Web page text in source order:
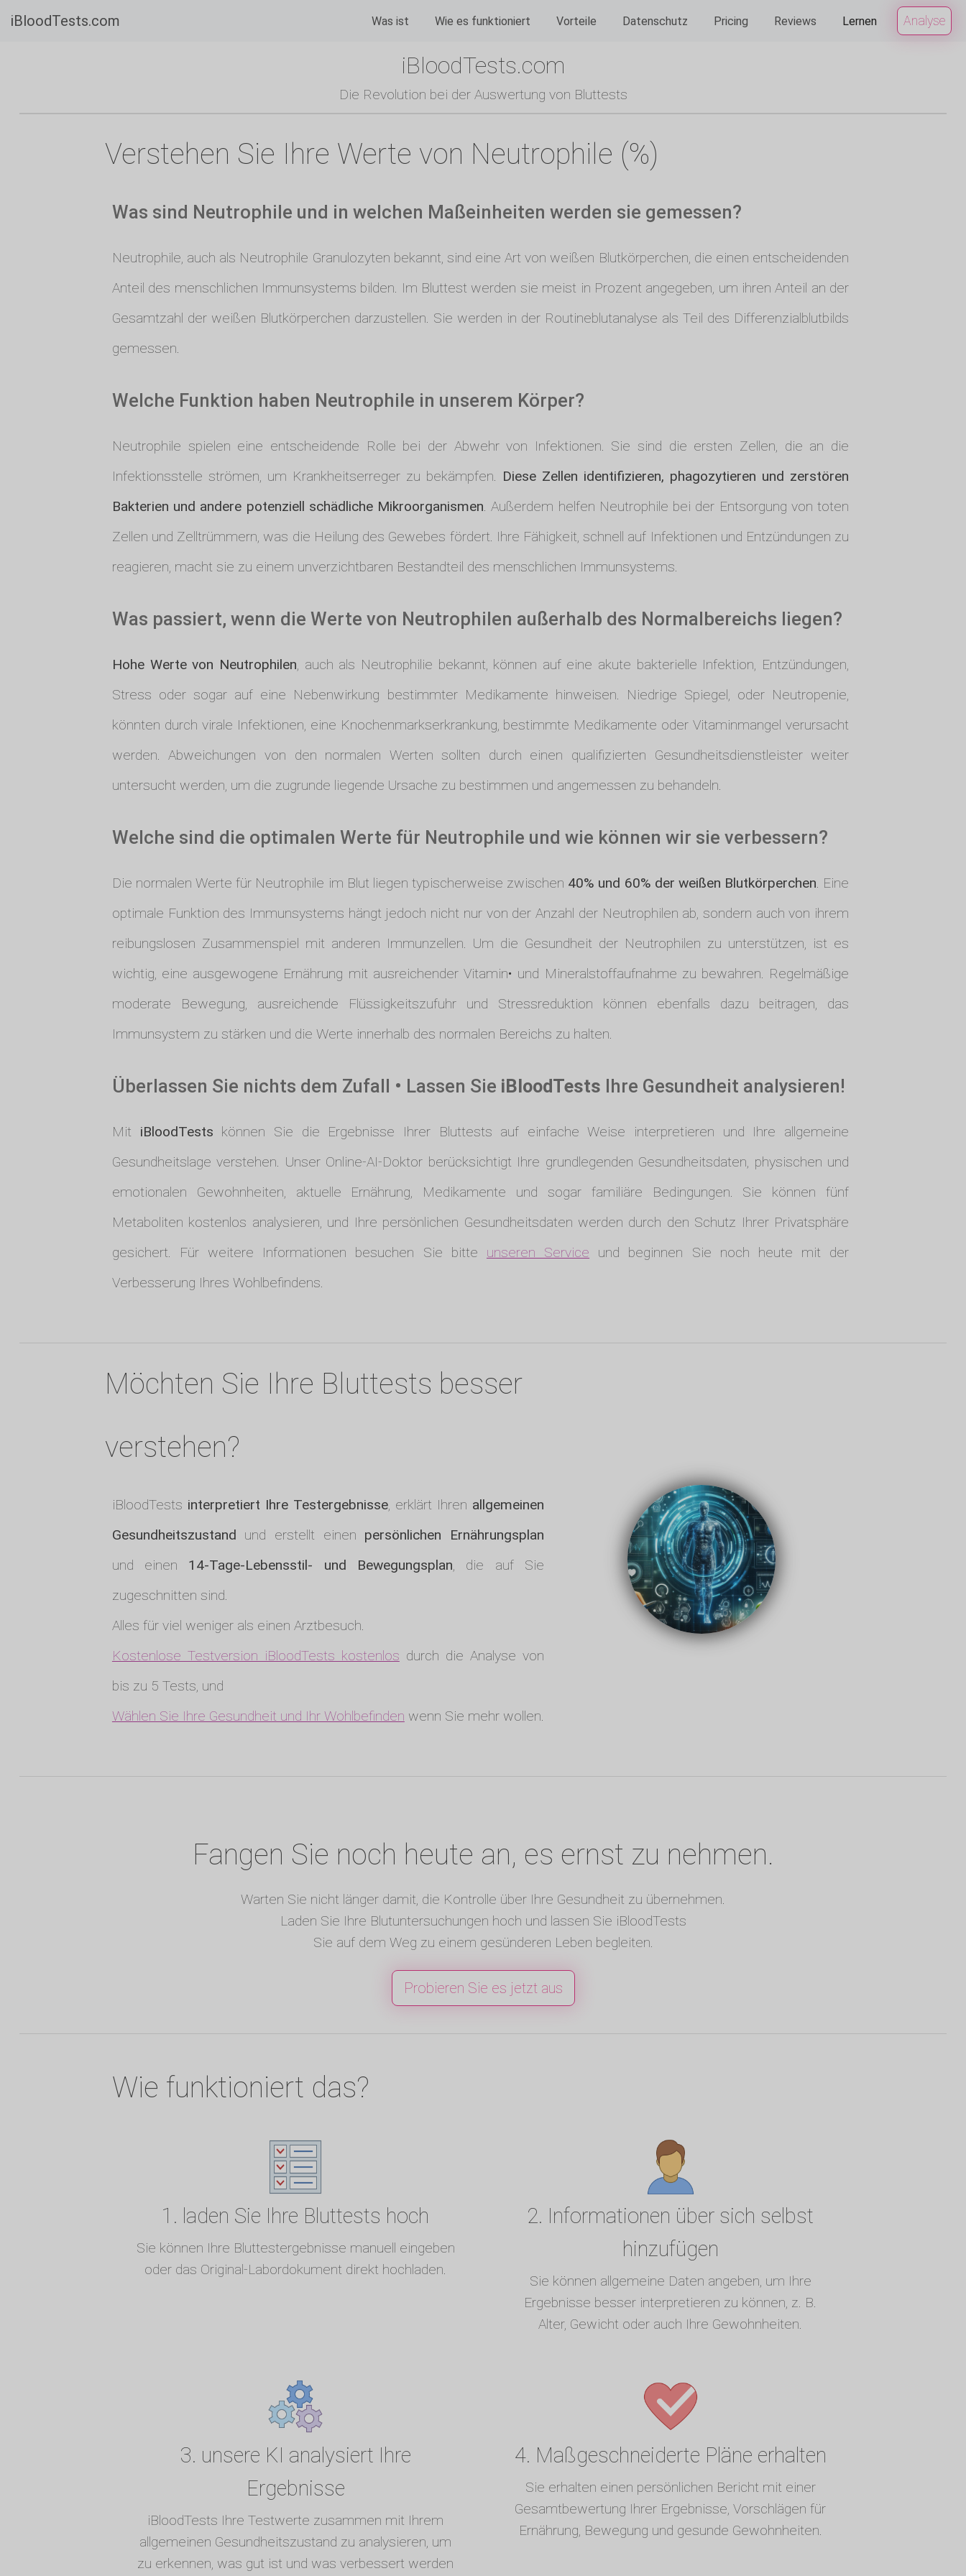
iBloodTests.com Was ist Wie es funktioniert Vorteile Datenschutz Pricing Reviews Lernen Analyse
iBloodTests.com
Die Revolution bei der Auswertung von Bluttests
Verstehen Sie Ihre Werte von Neutrophile (%)
Was sind Neutrophile und in welchen Maßeinheiten werden sie gemessen?
Neutrophile, auch als Neutrophile Granulozyten bekannt, sind eine Art von weißen Blutkörperchen, die einen entscheidenden
Anteil des menschlichen Immunsystems bilden. Im Bluttest werden sie meist in Prozent angegeben, um ihren Anteil an der
Gesamtzahl der weißen Blutkörperchen darzustellen. Sie werden in der Routineblutanalyse als Teil des Differenzialblutbilds
gemessen.
Welche Funktion haben Neutrophile in unserem Körper?
Neutrophile spielen eine entscheidende Rolle bei der Abwehr von Infektionen. Sie sind die ersten Zellen, die an die
Infektionsstelle strömen, um Krankheitserreger zu bekämpfen. Diese Zellen identifizieren, phagozytieren und zerstören
Bakterien und andere potenziell schädliche Mikroorganismen. Außerdem helfen Neutrophile bei der Entsorgung von toten
Zellen und Zelltrümmern, was die Heilung des Gewebes fördert. Ihre Fähigkeit, schnell auf Infektionen und Entzündungen zu
reagieren, macht sie zu einem unverzichtbaren Bestandteil des menschlichen Immunsystems.
Was passiert, wenn die Werte von Neutrophilen außerhalb des Normalbereichs liegen?
Hohe Werte von Neutrophilen, auch als Neutrophilie bekannt, können auf eine akute bakterielle Infektion, Entzündungen,
Stress oder sogar auf eine Nebenwirkung bestimmter Medikamente hinweisen. Niedrige Spiegel, oder Neutropenie,
könnten durch virale Infektionen, eine Knochenmarkserkrankung, bestimmte Medikamente oder Vitaminmangel verursacht
werden. Abweichungen von den normalen Werten sollten durch einen qualifizierten Gesundheitsdienstleister weiter
untersucht werden, um die zugrunde liegende Ursache zu bestimmen und angemessen zu behandeln.
Welche sind die optimalen Werte für Neutrophile und wie können wir sie verbessern?
Die normalen Werte für Neutrophile im Blut liegen typischerweise zwischen 40% und 60% der weißen Blutkörperchen. Eine
optimale Funktion des Immunsystems hängt jedoch nicht nur von der Anzahl der Neutrophilen ab, sondern auch von ihrem
reibungslosen Zusammenspiel mit anderen Immunzellen. Um die Gesundheit der Neutrophilen zu unterstützen, ist es
wichtig, eine ausgewogene Ernährung mit ausreichender Vitamin• und Mineralstoffaufnahme zu bewahren. Regelmäßige
moderate Bewegung, ausreichende Flüssigkeitszufuhr und Stressreduktion können ebenfalls dazu beitragen, das
Immunsystem zu stärken und die Werte innerhalb des normalen Bereichs zu halten.
Überlassen Sie nichts dem Zufall • Lassen Sie iBloodTests Ihre Gesundheit analysieren!
Mit iBloodTests können Sie die Ergebnisse Ihrer Bluttests auf einfache Weise interpretieren und Ihre allgemeine
Gesundheitslage verstehen. Unser Online-AI-Doktor berücksichtigt Ihre grundlegenden Gesundheitsdaten, physischen und
emotionalen Gewohnheiten, aktuelle Ernährung, Medikamente und sogar familiäre Bedingungen. Sie können fünf
Metaboliten kostenlos analysieren, und Ihre persönlichen Gesundheitsdaten werden durch den Schutz Ihrer Privatsphäre
gesichert. Für weitere Informationen besuchen Sie bitte unseren Service und beginnen Sie noch heute mit der
Verbesserung Ihres Wohlbefindens.
Möchten Sie Ihre Bluttests besser
verstehen?
iBloodTests interpretiert Ihre Testergebnisse, erklärt Ihren allgemeinen
Gesundheitszustand und erstellt einen persönlichen Ernährungsplan
und einen 14-Tage-Lebensstil- und Bewegungsplan, die auf Sie
zugeschnitten sind.
Alles für viel weniger als einen Arztbesuch.
Kostenlose Testversion iBloodTests kostenlos durch die Analyse von
bis zu 5 Tests, und
Wählen Sie Ihre Gesundheit und Ihr Wohlbefinden wenn Sie mehr wollen.
Fangen Sie noch heute an, es ernst zu nehmen.
Warten Sie nicht länger damit, die Kontrolle über Ihre Gesundheit zu übernehmen.
Laden Sie Ihre Blutuntersuchungen hoch und lassen Sie iBloodTests
Sie auf dem Weg zu einem gesünderen Leben begleiten.
Probieren Sie es jetzt aus
Wie funktioniert das?
1. laden Sie Ihre Bluttests hoch
Sie können Ihre Bluttestergebnisse manuell eingeben
oder das Original-Labordokument direkt hochladen.
2. Informationen über sich selbst
hinzufügen
Sie können allgemeine Daten angeben, um Ihre
Ergebnisse besser interpretieren zu können, z. B.
Alter, Gewicht oder auch Ihre Gewohnheiten.
3. unsere KI analysiert Ihre
Ergebnisse
iBloodTests Ihre Testwerte zusammen mit Ihrem
allgemeinen Gesundheitszustand zu analysieren, um
zu erkennen, was gut ist und was verbessert werden
4. Maßgeschneiderte Pläne erhalten
Sie erhalten einen persönlichen Bericht mit einer
Gesamtbewertung Ihrer Ergebnisse, Vorschlägen für
Ernährung, Bewegung und gesunde Gewohnheiten.